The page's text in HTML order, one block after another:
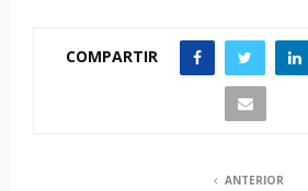
COMPARTIR
ANTERIOR